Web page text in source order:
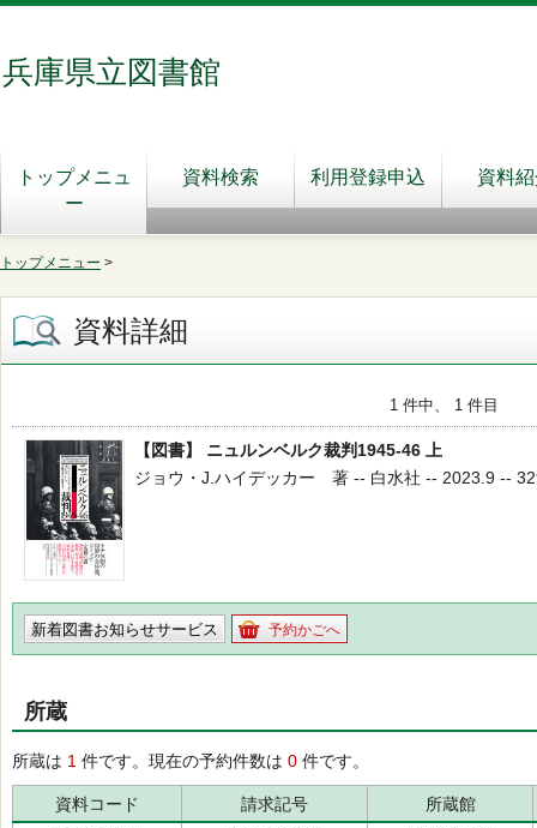
兵庫県立図書館
トップメニュ
ー
資料検索 利用登録申込 資料
トップメニュー >
資料詳細
1 件中、 1 件目
【図書】 ニュルンベルク裁判1945-46 上
ジョウ・J.ハイデッカー 著 -- 白水社 -- 2023.9 --
新着図書お知らせサービス 予約かごへ
所蔵
所蔵は 1 件です。現在の予約件数は 0 件です。
資料コード 請求記号
所蔵館